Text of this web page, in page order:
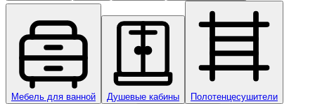
Мебель для ванной Душевые кабины Полотенцесушители